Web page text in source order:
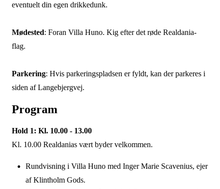
eventuelt din egen drikkedunk.
Mødested: Foran Villa Huno. Kig efter det røde Realdania-
flag.
Parkering: Hvis parkeringspladsen er fyldt, kan der parkeres i
siden af Langebjergvej.
Program
Hold 1: Kl. 10.00 - 13.00
Kl. 10.00 Realdanias vært byder velkommen.
Rundvisning i Villa Huno med Inger Marie Scavenius, ejer
af Klintholm Gods.